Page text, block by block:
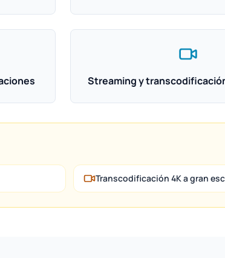
Streaming y
Transcodificación 4K a gran